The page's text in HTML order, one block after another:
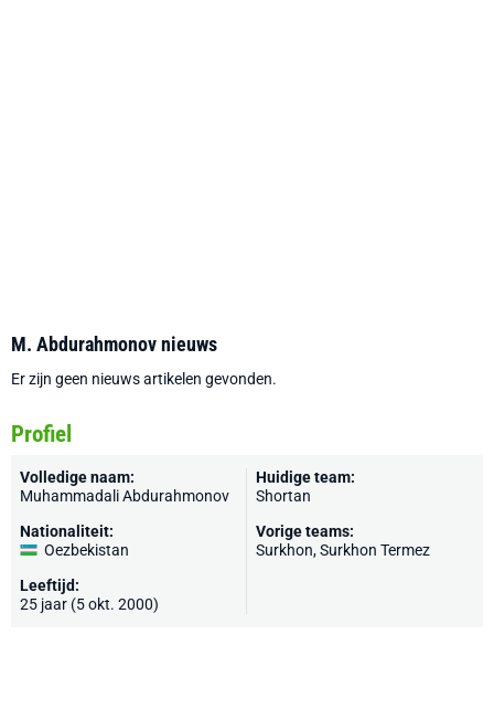
M. Abdurahmonov nieuws
Er zijn geen nieuws artikelen gevonden.
Profiel
Volledige naam:
Muhammadali Abdurahmonov
Nationaliteit:
Oezbekistan
Leeftijd:
25 jaar (5 okt. 2000)
Huidige team:
Shortan
Vorige teams:
Surkhon, Surkhon Termez